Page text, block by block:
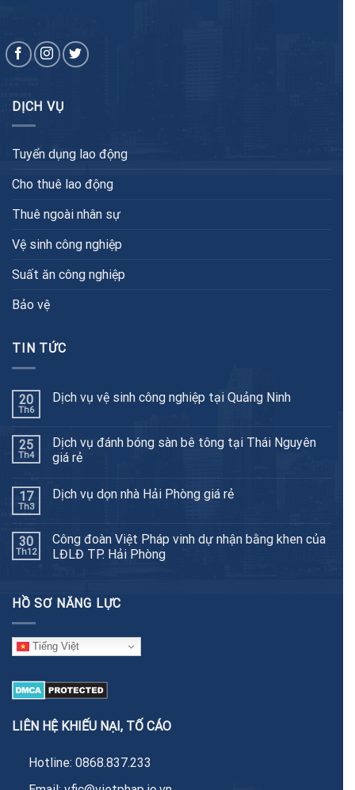
DỊCH VỤ
Tuyển dụng lao động
Cho thuê lao động
Thuê ngoài nhân sự
Vệ sinh công nghiệp
Suất ăn công nghiệp
Bảo vệ
TIN TỨC
20
Th6
Dịch vụ vệ sinh công nghiệp tại Quảng Ninh
25
Th4
Dịch vụ đánh bóng sàn bê tông tại Thái Nguyên
giá rẻ
17
Th3
Dịch vụ dọn nhà Hải Phòng giá rẻ
30
Th12
Công đoàn Việt Pháp vinh dự nhận bằng khen của
LĐLĐ TP. Hải Phòng
HỒ SƠ NĂNG LỰC
Tiếng Việt
LIÊN HỆ KHIẾU NẠI, TỐ CÁO
Hotline: 0868.837.233